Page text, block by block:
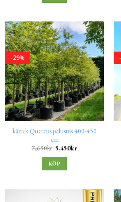
%
29
kärrek Quercus palustris 400-450
cm
7,690kr 5,450kr
KÖP